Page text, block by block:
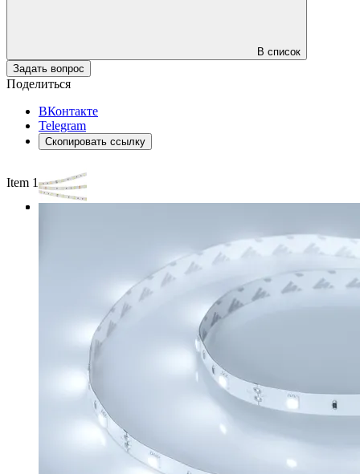
В список
Задать вопрос
Поделиться
ВКонтакте
Telegram
Скопировать ссылку
Item 1 of 3